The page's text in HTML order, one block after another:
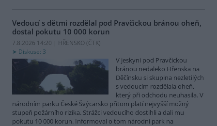
Vedoucí s dětmi rozdělal pod Pravčickou bránou oheň,
dostal pokutu 10 000 korun
7.8.2026 14:20 | HŘENSKO (ČTK)
Diskuse: 3
V jeskyni pod Pravčickou
bránou nedaleko Hřenska na
Děčínsku si skupina nezletilých
s vedoucím rozdělala oheň,
který při odchodu neuhasila. V
národním parku České Švýcarsko přitom platí nejvyšší možný
stupeň požárního rizika. Strážci vedoucího dostihli a dali mu
pokutu 10 000 korun. Informoval o tom národní park na